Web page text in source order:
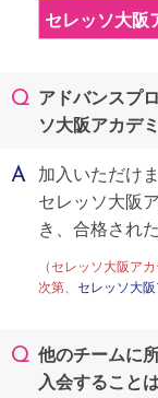
セレッソ大阪
アドバンスプ
ソ大阪アカデ
加入いただけま
セレッソ大阪
き、合格され
（セレッソ大阪ア
次第、 セレッソ大
他のチームに
入会すること